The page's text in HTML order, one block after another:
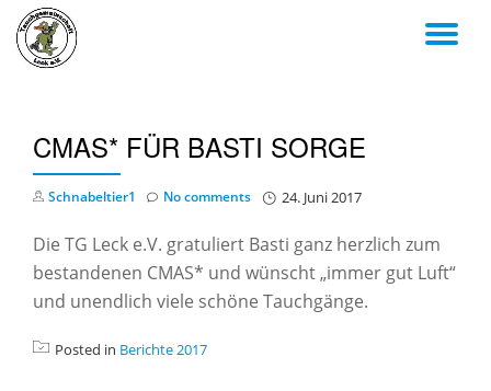
Skip
CMAS* FÜR BASTI SORGE
Schnabeltier1 24. Juni 2017
No comments
Die TG Leck e.V. gratuliert Basti ganz herzlich zum
bestandenen CMAS* und wünscht „immer gut Luft“
und unendlich viele schöne Tauchgänge.
Posted in Berichte 2017